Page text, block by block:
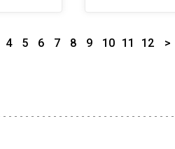
4 5 6 7 8 9 10 11 12 >